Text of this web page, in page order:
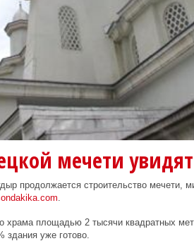
мечети
продолжается строительство мечети,
храма площадью 2 тысячи квадратных
здания уже готово.